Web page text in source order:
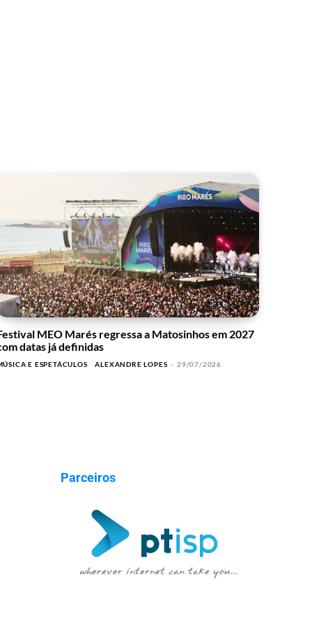
MEO Marés regressa a Matosinhos em 2027
datas já definidas
E ESPETÁCULOS ALEXANDRE LOPES - 29/07/2026
Parceiros